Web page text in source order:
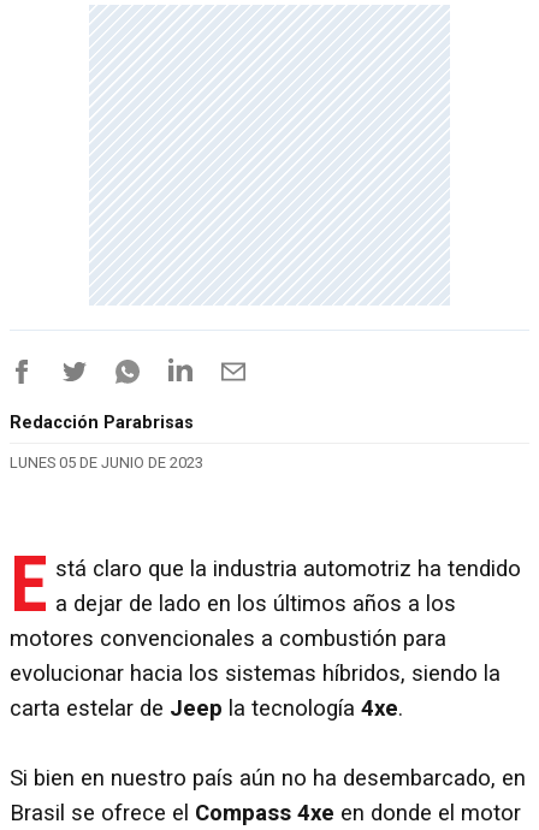
Redacción Parabrisas
LUNES 05 DE JUNIO DE 2023
E stá claro que la industria automotriz ha tendido
a dejar de lado en los últimos años a los
motores convencionales a combustión para
evolucionar hacia los sistemas híbridos, siendo la
carta estelar de Jeep la tecnología 4xe.
Si bien en nuestro país aún no ha desembarcado, en
Brasil se ofrece el Compass 4xe en donde el motor